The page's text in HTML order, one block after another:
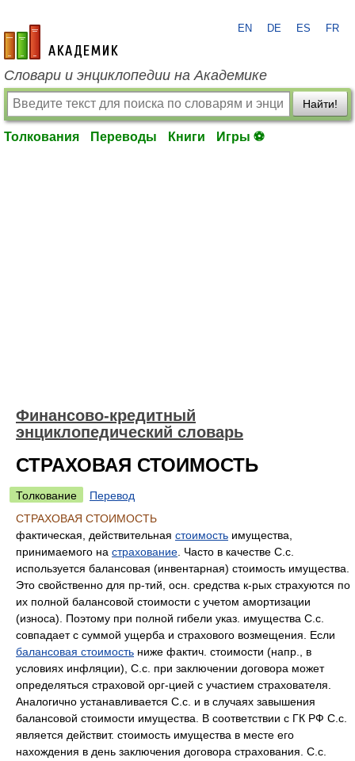
academic.ru
EN DE ES FR
Словари и энциклопедии на Академике
Найти!
Толкования Переводы Книги Игры ⚽
Финансово-кредитный
энциклопедический словарь
СТРАХОВАЯ СТОИМОСТЬ
Толкование
Перевод
СТРАХОВАЯ СТОИМОСТЬ
фактическая, действительная стоимость имущества,
принимаемого на страхование . Часто в качестве С.с.
используется балансовая (инвентарная) стоимость имущества.
Это свойственно для пр-тий, осн. средства к-рых страхуются по
их полной балансовой стоимости с учетом амортизации
(износа). Поэтому при полной гибели указ. имущества С.с.
совпадает с суммой ущерба и страхового возмещения. Если
балансовая стоимость ниже фактич. стоимости (напр., в
условиях инфляции), С.с. при заключении договора может
определяться страховой орг-цией с участием страхователя.
Аналогично устанавливается С.с. и в случаях завышения
балансовой стоимости имущества. В соответствии с ГК РФ С.с.
является действит. стоимость имущества в месте его
нахождения в день заключения договора страхования. С.с.